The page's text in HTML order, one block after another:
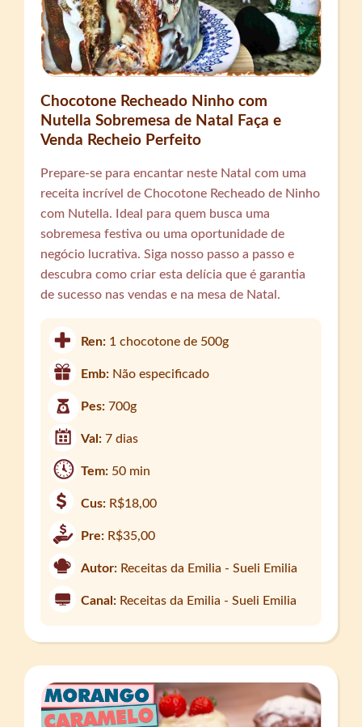
Chocotone Recheado Ninho com
Nutella Sobremesa de Natal Faça e
Venda Recheio Perfeito
Prepare-se para encantar neste Natal com uma
receita incrível de Chocotone Recheado de Ninho
com Nutella. Ideal para quem busca uma
sobremesa festiva ou uma oportunidade de
negócio lucrativa. Siga nosso passo a passo e
descubra como criar esta delícia que é garantia
de sucesso nas vendas e na mesa de Natal.
Ren: 1 chocotone de 500g
Emb: Não especificado
Pes:700g
Val:7 dias
Tem: 50 min
Cus: R$18,00
Pre: R$35,00
Autor: Receitas da Emilia - Sueli Emilia
Canal: Receitas da Emilia - Sueli Emilia